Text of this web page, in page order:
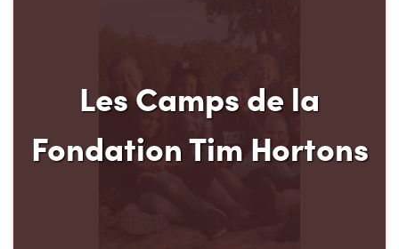
Les Camps de la
Fondation Tim Hortons